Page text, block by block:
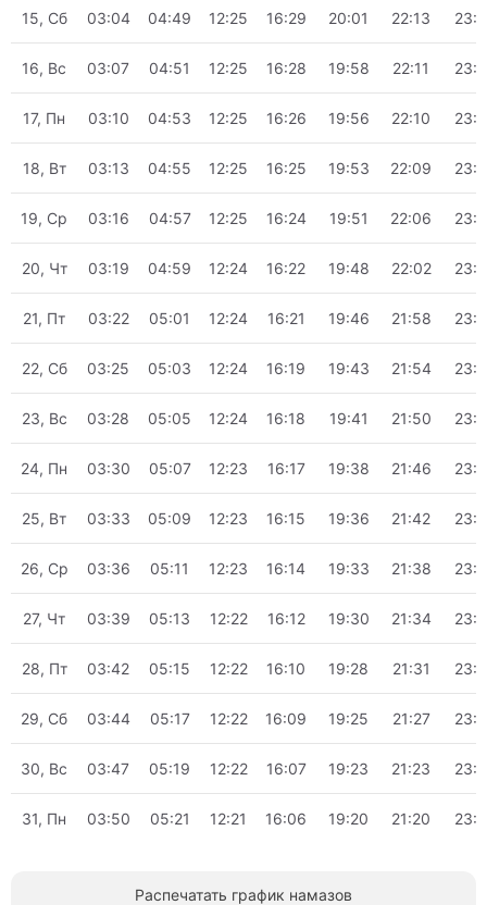
15, Сб 03:04 04:49 12:25 16:29 20:01 22:13
16, Вс 03:07 04:51 12:25 16:28 19:58 22:11
17, Пн 03:10 04:53 12:25 16:26 19:56 22:10
18, Вт 03:13 04:55 12:25 16:25 19:53 22:09
19, Ср 03:16 04:57 12:25 16:24 19:51 22:06
20, Чт 03:19 04:59 12:24 16:22 19:48 22:02
21, Пт 03:22 05:01 12:24 16:21 19:46 21:58
22, Сб 03:25 05:03 12:24 16:19 19:43 21:54
23, Вс 03:28 05:05 12:24 16:18 19:41 21:50
24, Пн 03:30 05:07 12:23 16:17 19:38 21:46
25, Вт 03:33 05:09 12:23 16:15 19:36 21:42
26, Ср 03:36 05:11 12:23 16:14 19:33 21:38
27, Чт 03:39 05:13 12:22 16:12 19:30 21:34
28, Пт 03:42 05:15 12:22 16:10 19:28 21:31
29, Сб 03:44 05:17 12:22 16:09 19:25 21:27
30, Вс 03:47 05:19 12:22 16:07 19:23 21:23
31, Пн 03:50 05:21 12:21 16:06 19:20 21:20
Распечатать график намазов